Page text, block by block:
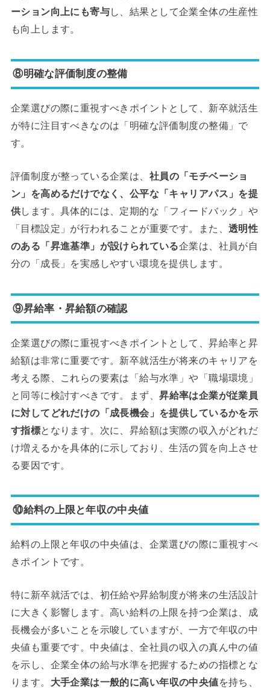
ーション向上にも寄与し、結果として企業全体の生産性
も向上します。
⑧明確な評価制度の整備
企業選びの際に重視すべきポイントとして、新卒就活生
が特に注目すべきなのは「明確な評価制度の整備」で
す。
評価制度が整っている企業は、 社員の「モチベーショ
ン」を高めるだけでなく、公平な「キャリアパス」を提
供します。具体的には、定期的な「フィードバック」や
「目標設定」が行われることが重要です。また、 透明性
のある「昇進基準」が設けられている企業は、社員が自
分の「成長」を実感しやすい環境を提供します。
⑨昇給率・昇給額の確認
企業選びの際に重視すべきポイントとして、昇給率と昇
給額は非常に重要です。新卒就活生が将来のキャリアを
考える際、これらの要素は「給与水準」や「職場環境」
と同等に検討すべきです。まず、昇給率は企業が従業員
に対してどれだけの「成長機会」を提供しているかを示
す指標となります。次に、昇給額は実際の収入がどれだ
け増えるかを具体的に示しており、生活の質を向上させ
る要因です。
⑩給料の上限と年収の中央値
給料の上限と年収の中央値は、企業選びの際に重視すべ
きポイントです。
特に新卒就活では、初任給や昇給制度が将来の生活設計
に大きく影響します。高い給料の上限を持つ企業は、成
長機会が多いことを示唆していますが、一方で年収の中
央値も重要です。中央値は、全社員の収入の真ん中の値
を示し、企業全体の給与水準を把握するための指標とな
ります。 大手企業は一般的に高い年収の中央値を持ち、